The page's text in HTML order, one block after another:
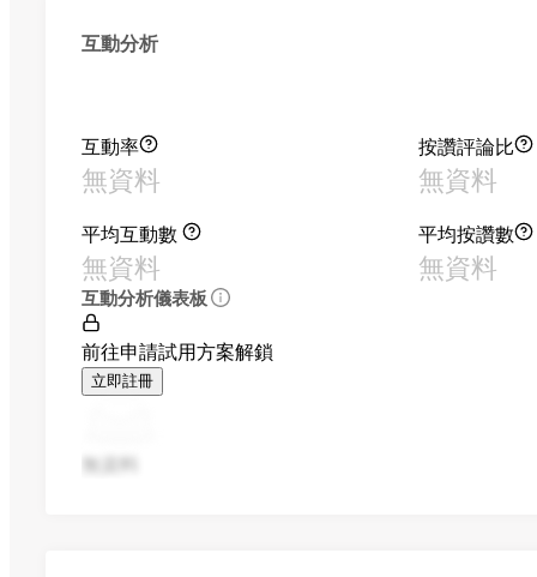
互動分析
互動率
無資料
按讚評論比
無資料
平均互動數
無資料
平均按讚數
無資料
互動分析儀表板
前往申請試用方案解鎖
立即註冊
無資料